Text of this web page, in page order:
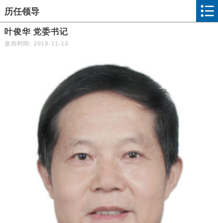
历任领导
叶俊华 党委书记
发布时间: 2019-11-14